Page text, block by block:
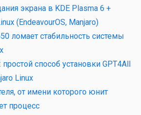
экрана в KDE Plasma 6 +
(EndeavourOS, Manjaro)
ломает стабильность системы
способ установки GPT4All
Linux
от имени которого юнит
процесс